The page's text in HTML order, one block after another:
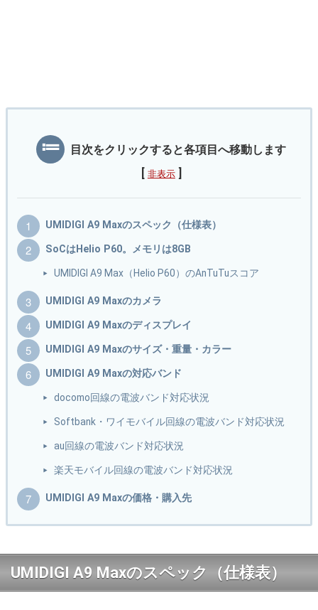
目次をクリックすると各項目へ移動します
非表示
UMIDIGI A9 Maxのスペック（仕様表）
SoCはHelio P60。メモリは8GB
UMIDIGI A9 Max（Helio P60）のAnTuTuスコア
UMIDIGI A9 Maxのカメラ
UMIDIGI A9 Maxのディスプレイ
UMIDIGI A9 Maxのサイズ・重量・カラー
UMIDIGI A9 Maxの対応バンド
docomo回線の電波バンド対応状況
Softbank・ワイモバイル回線の電波バンド対応状況
au回線の電波バンド対応状況
楽天モバイル回線の電波バンド対応状況
UMIDIGI A9 Maxの価格・購入先
UMIDIGI A9 Maxのスペック（仕様表）